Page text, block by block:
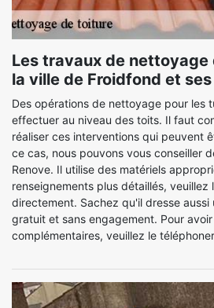
Les travaux de nettoyage
la ville de Froidfond et
Des opérations de nettoyage pour les
effectuer au niveau des toits. Il faut
réaliser ces interventions qui peuvent
ce cas, nous pouvons vous conseiller
Renove. Il utilise des matériels
renseignements plus détaillés, veuillez
directement. Sachez qu'il dresse
gratuit et sans engagement. Pour
complémentaires, veuillez le